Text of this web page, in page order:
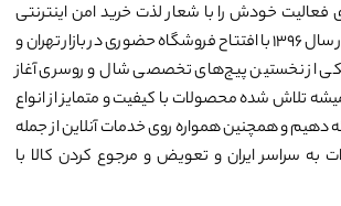
خودش را با شعار لذت خرید امن اینترنتی
توسط یک تیم جوان در سال ۱۳۹۶ با افتتاح فروشگاه حضوری در بازار تهران و
یکی از نخستین پیج‌های تخصصی شال و روسری آغاز
تلاش شده محصولات با کیفیت و متمایز از انواع
دهیم و همچنین همواره روی خدمات آنلاین از جمله
به سراسر ایران و تعویض و مرجوع کردن کالا با